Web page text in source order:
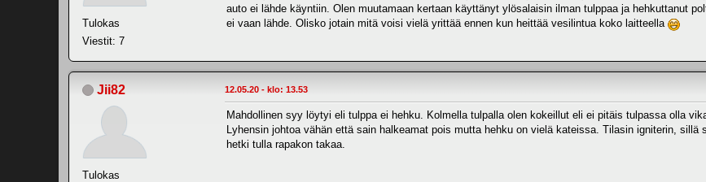
Tulokas
Viestit: 7
auto ei lähde käyntiin. Olen muutamaan kertaan käyttänyt ylösalaisin ilman tulppaa ja hehkuttanut
ei vaan lähde. Olisko jotain mitä voisi vielä yrittää ennen kun heittää vesilintua koko laitteella
Jii82
Tulokas
12.05.20 - klo: 13.53
Mahdollinen syy löytyi eli tulppa ei hehku. Kolmella tulpalla olen kokeillut eli ei pitäis tulpassa olla
Lyhensin johtoa vähän että sain halkeamat pois mutta hehku on vielä kateissa. Tilasin igniterin,
hetki tulla rapakon takaa.